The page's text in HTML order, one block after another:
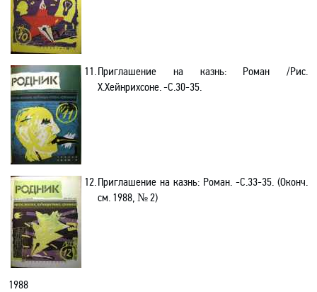
11.Приглашение на казнь: Роман /Рис.
Х.Хейнрихсоне. -C.30-35.
12.Приглашение на казнь: Роман. -C.33-35. (Оконч.
см. 1988, № 2)
1988